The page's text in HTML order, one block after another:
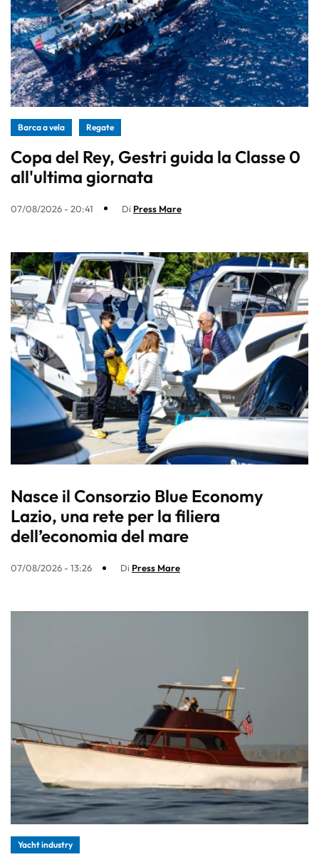
Barca a vela Regate
Copa del Rey, Gestri guida la Classe 0
all'ultima giornata
07/08/2026 - 20:41 Di Press Mare
Nasce il Consorzio Blue Economy
Lazio, una rete per la filiera
dell’economia del mare
07/08/2026 - 13:26 Di Press Mare
Yacht industry